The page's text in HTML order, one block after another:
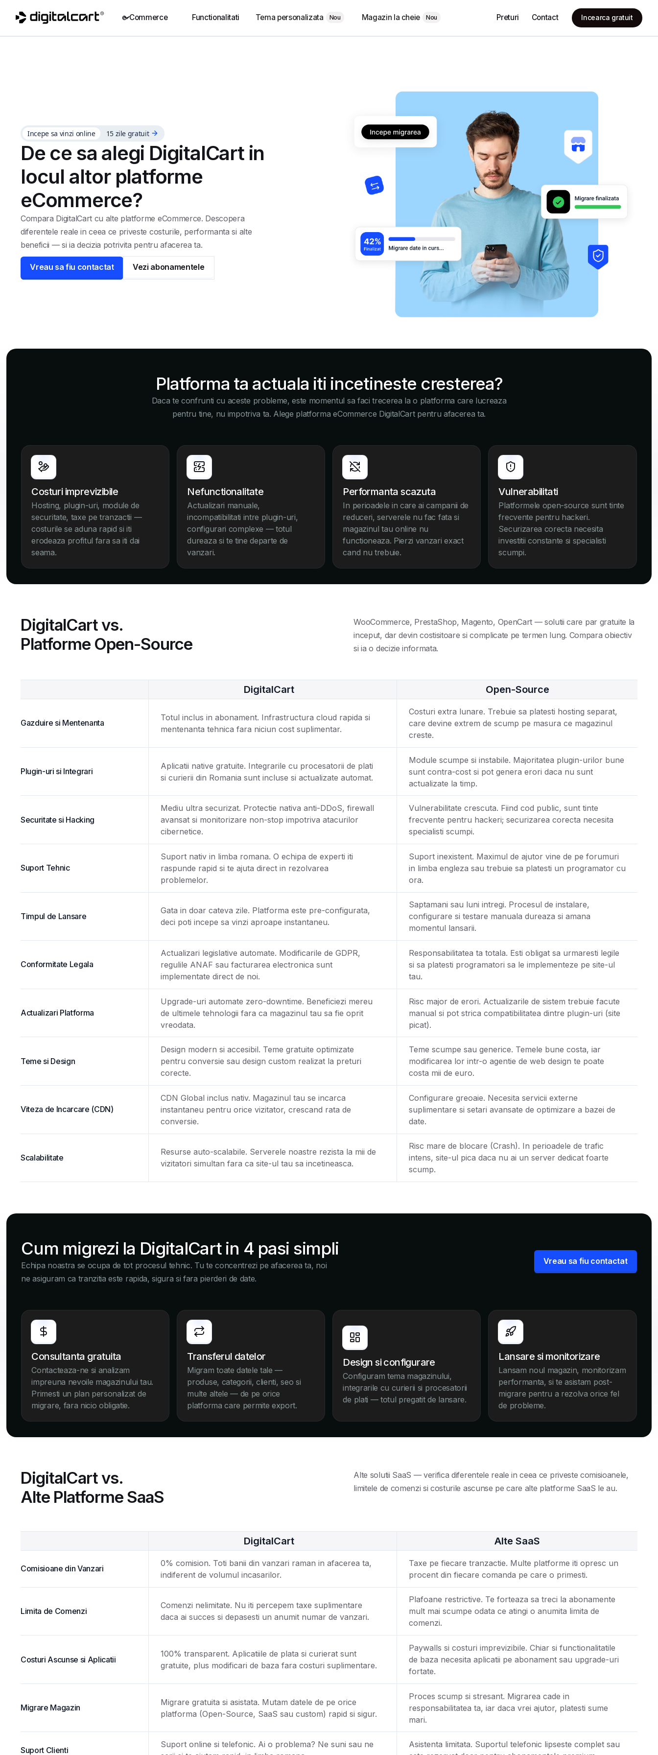
e-Commerce Functionalitati Tema personalizata Nou Magazin la cheie Nou Preturi Contact Incearca gratuit
Incepe sa vinzi online 15 zile gratuit
De ce sa alegi DigitalCart in
locul altor platforme
eCommerce?
Compara DigitalCart cu alte platforme eCommerce. Descopera
diferentele reale in ceea ce priveste costurile, performanta si alte
beneficii — si ia decizia potrivita pentru afacerea ta.
Vreau sa fiu contactat Vezi abonamentele
Platforma ta actuala iti incetineste cresterea?
Daca te confrunti cu aceste probleme, este momentul sa faci trecerea la o platforma care lucreaza
pentru tine, nu impotriva ta. Alege platforma eCommerce DigitalCart pentru afacerea ta.
Costuri imprevizibile
Hosting, plugin-uri, module de
securitate, taxe pe tranzactii —
costurile se aduna rapid si iti
erodeaza profitul fara sa iti dai
seama.
Nefunctionalitate
Actualizari manuale,
incompatibilitati intre plugin-uri,
configurari complexe — totul
dureaza si te tine departe de
vanzari.
Performanta scazuta
In perioadele in care ai campanii de
reduceri, serverele nu fac fata si
magazinul tau online nu
functioneaza. Pierzi vanzari exact
cand nu trebuie.
Vulnerabilitati
Platformele open-source sunt tinte
frecvente pentru hackeri.
Securizarea corecta necesita
investitii constante si specialisti
scumpi.
DigitalCart vs.
Platforme Open-Source
WooCommerce, PrestaShop, Magento, OpenCart — solutii care par gratuite la
inceput, dar devin costisitoare si complicate pe termen lung. Compara obiectiv
si ia o decizie informata.
DigitalCart Open-Source
Gazduire si Mentenanta
Totul inclus in abonament. Infrastructura cloud rapida si
mentenanta tehnica fara niciun cost suplimentar.
Costuri extra lunare. Trebuie sa platesti hosting separat,
care devine extrem de scump pe masura ce magazinul
creste.
Plugin-uri si Integrari
Aplicatii native gratuite. Integrarile cu procesatorii de plati
si curierii din Romania sunt incluse si actualizate automat.
Module scumpe si instabile. Majoritatea plugin-urilor bune
sunt contra-cost si pot genera erori daca nu sunt
actualizate la timp.
Securitate si Hacking
Mediu ultra securizat. Protectie nativa anti-DDoS, firewall
avansat si monitorizare non-stop impotriva atacurilor
cibernetice.
Vulnerabilitate crescuta. Fiind cod public, sunt tinte
frecvente pentru hackeri; securizarea corecta necesita
specialisti scumpi.
Suport Tehnic
Suport nativ in limba romana. O echipa de experti iti
raspunde rapid si te ajuta direct in rezolvarea
problemelor.
Suport inexistent. Maximul de ajutor vine de pe forumuri
in limba engleza sau trebuie sa platesti un programator cu
ora.
Timpul de Lansare
Gata in doar cateva zile. Platforma este pre-configurata,
deci poti incepe sa vinzi aproape instantaneu.
Saptamani sau luni intregi. Procesul de instalare,
configurare si testare manuala dureaza si amana
momentul lansarii.
Conformitate Legala
Actualizari legislative automate. Modificarile de GDPR,
regulile ANAF sau facturarea electronica sunt
implementate direct de noi.
Responsabilitatea ta totala. Esti obligat sa urmaresti legile
si sa platesti programatori sa le implementeze pe site-ul
tau.
Actualizari Platforma
Upgrade-uri automate zero-downtime. Beneficiezi mereu
de ultimele tehnologii fara ca magazinul tau sa fie oprit
vreodata.
Risc major de erori. Actualizarile de sistem trebuie facute
manual si pot strica compatibilitatea dintre plugin-uri (site
picat).
Teme si Design
Design modern si accesibil. Teme gratuite optimizate
pentru conversie sau design custom realizat la preturi
corecte.
Teme scumpe sau generice. Temele bune costa, iar
modificarea lor intr-o agentie de web design te poate
costa mii de euro.
Viteza de Incarcare (CDN)
CDN Global inclus nativ. Magazinul tau se incarca
instantaneu pentru orice vizitator, crescand rata de
conversie.
Configurare greoaie. Necesita servicii externe
suplimentare si setari avansate de optimizare a bazei de
date.
Scalabilitate
Resurse auto-scalabile. Serverele noastre rezista la mii de
vizitatori simultan fara ca site-ul tau sa incetineasca.
Risc mare de blocare (Crash). In perioadele de trafic
intens, site-ul pica daca nu ai un server dedicat foarte
scump.
Cum migrezi la DigitalCart in 4 pasi simpli
Echipa noastra se ocupa de tot procesul tehnic. Tu te concentrezi pe afacerea ta, noi
ne asiguram ca tranzitia este rapida, sigura si fara pierderi de date.
Vreau sa fiu contactat
Consultanta gratuita
Contacteaza-ne si analizam
impreuna nevoile magazinului tau.
Primesti un plan personalizat de
migrare, fara nicio obligatie.
Transferul datelor
Migram toate datele tale —
produse, categorii, clienti, seo si
multe altele — de pe orice
platforma care permite export.
Design si configurare
Configuram tema magazinului,
integrarile cu curierii si procesatorii
de plati — totul pregatit de lansare.
Lansare si monitorizare
Lansam noul magazin, monitorizam
performanta, si te asistam post-
migrare pentru a rezolva orice fel
de probleme.
DigitalCart vs.
Alte Platforme SaaS
Alte solutii SaaS — verifica diferentele reale in ceea ce priveste comisioanele,
limitele de comenzi si costurile ascunse pe care alte platforme SaaS le au.
DigitalCart Alte SaaS
Comisioane din Vanzari
0% comision. Toti banii din vanzari raman in afacerea ta,
indiferent de volumul incasarilor.
Taxe pe fiecare tranzactie. Multe platforme iti opresc un
procent din fiecare comanda pe care o primesti.
Limita de Comenzi
Comenzi nelimitate. Nu iti percepem taxe suplimentare
daca ai succes si depasesti un anumit numar de vanzari.
Plafoane restrictive. Te forteaza sa treci la abonamente
mult mai scumpe odata ce atingi o anumita limita de
comenzi.
Costuri Ascunse si Aplicatii
100% transparent. Aplicatiile de plata si curierat sunt
gratuite, plus modificari de baza fara costuri suplimentare.
Paywalls si costuri imprevizibile. Chiar si functionalitatile
de baza necesita aplicatii pe abonament sau upgrade-uri
fortate.
Migrare Magazin
Migrare gratuita si asistata. Mutam datele de pe orice
platforma (Open-Source, SaaS sau custom) rapid si sigur.
Proces scump si stresant. Migrarea cade in
responsabilitatea ta, iar daca vrei ajutor, platesti sume
mari.
Suport Clienti
Suport online si telefonic. Ai o problema? Ne suni sau ne
Asistenta limitata. Suportul telefonic lipseste complet sau